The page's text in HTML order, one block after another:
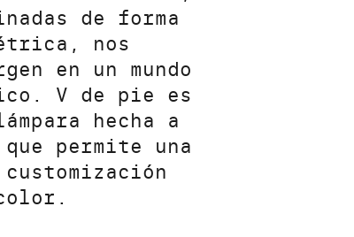
de forma
nos
en un mundo
V de pie es
hecha a
que permite una